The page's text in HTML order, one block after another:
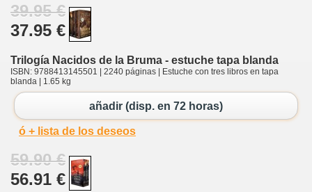
39.95 €
37.95 €
Trilogía Nacidos de la Bruma - estuche tapa blanda
ISBN: 9788413145501 | 2240 páginas | Estuche con tres libros en tapa
blanda | 1.65 kg
añadir (disp. en 72 horas)
ó + lista de los deseos
59.90 €
56.91 €